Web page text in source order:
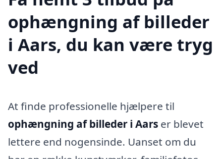
ophængning af billeder
i Aars, du kan være tryg
ved
At finde professionelle hjælpere til
ophængning af billeder i Aars er blevet
lettere end nogensinde. Uanset om du